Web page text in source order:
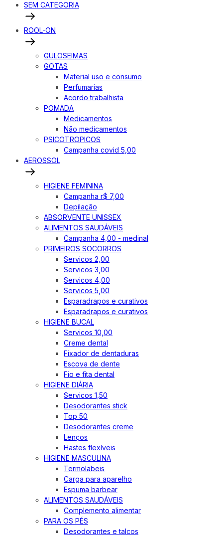
SEM CATEGORIA
ROOL-ON
GULOSEIMAS
GOTAS
Material uso e consumo
Perfumarias
Acordo trabalhista
POMADA
Medicamentos
Não medicamentos
PSICOTROPICOS
Campanha covid 5,00
AEROSSOL
HIGIENE FEMININA
Campanha r$ 7,00
Depilação
ABSORVENTE UNISSEX
ALIMENTOS SAUDÁVEIS
Campanha 4,00 - medinal
PRIMEIROS SOCORROS
Servicos 2,00
Servicos 3,00
Servicos 4,00
Servicos 5,00
Esparadrapos e curativos
Esparadrapos e curativos
HIGIENE BUCAL
Servicos 10,00
Creme dental
Fixador de dentaduras
Escova de dente
Fio e fita dental
HIGIENE DIÁRIA
Servicos 1,50
Desodorantes stick
Top 50
Desodorantes creme
Lenços
Hastes flexíveis
HIGIENE MASCULINA
Termolabeis
Carga para aparelho
Espuma barbear
ALIMENTOS SAUDÁVEIS
Complemento alimentar
PARA OS PÉS
Desodorantes e talcos